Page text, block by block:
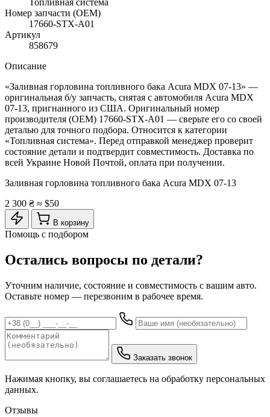
Номер запчасти (OEM)
17660-STX-A01
Артикул
858679
Описание
«Заливная горловина топливного бака Acura MDX 07-13» —
оригинальная б/у запчасть, снятая с автомобиля Acura MDX
07-13, пригнанного из США. Оригинальный номер
производителя (OEM) 17660-STX-A01 — сверьте его со своей
деталью для точного подбора. Относится к категории
«Топливная система». Перед отправкой менеджер проверит
состояние детали и подтвердит совместимость. Доставка по
всей Украине Новой Почтой, оплата при получении.
Заливная горловина топливного бака Acura MDX 07-13
2 300 ₴ ≈ $50
В корзину
Помощь с подбором
Остались вопросы по детали?
Уточним наличие, состояние и совместимость с вашим авто.
Оставьте номер — перезвоним в рабочее время.
Заказать звонок
Нажимая кнопку, вы соглашаетесь на обработку персональных
данных.
Отзывы